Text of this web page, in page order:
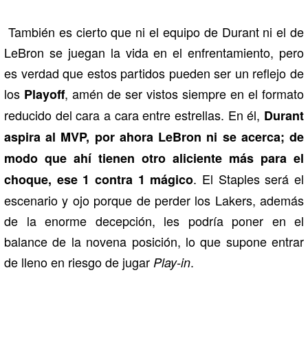
También es cierto que ni el equipo de Durant ni el de
LeBron se juegan la vida en el enfrentamiento, pero
es verdad que estos partidos pueden ser un reflejo de
los Playoff, amén de ser vistos siempre en el formato
reducido del cara a cara entre estrellas. En él, Durant
aspira al MVP, por ahora LeBron ni se acerca; de
modo que ahí tienen otro aliciente más para el
choque, ese 1 contra 1 mágico. El Staples será el
escenario y ojo porque de perder los Lakers, además
de la enorme decepción, les podría poner en el
balance de la novena posición, lo que supone entrar
de lleno en riesgo de jugar Play-in.